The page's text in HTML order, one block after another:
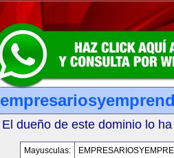
El dueño de este dominio lo
Mayusculas: